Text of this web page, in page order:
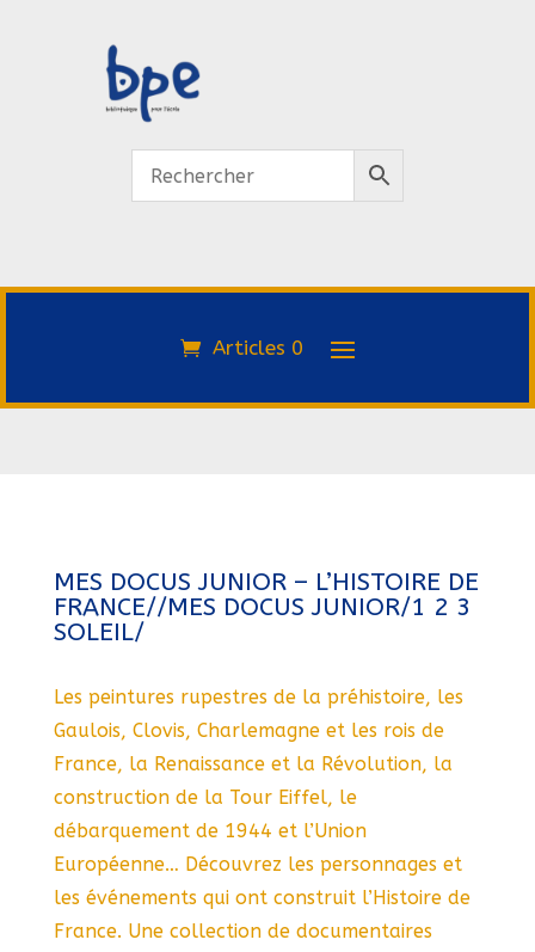
Articles 0
MES DOCUS JUNIOR – L’HISTOIRE DE
FRANCE//MES DOCUS JUNIOR/1 2 3
SOLEIL/
Les peintures rupestres de la préhistoire, les
Gaulois, Clovis, Charlemagne et les rois de
France, la Renaissance et la Révolution, la
construction de la Tour Eiffel, le
débarquement de 1944 et l’Union
Européenne… Découvrez les personnages et
les événements qui ont construit l’Histoire de
France. Une collection de documentaires